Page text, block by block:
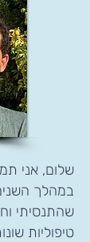
שלום, אני
במהלך
שהתנסיתי
טיפוליות